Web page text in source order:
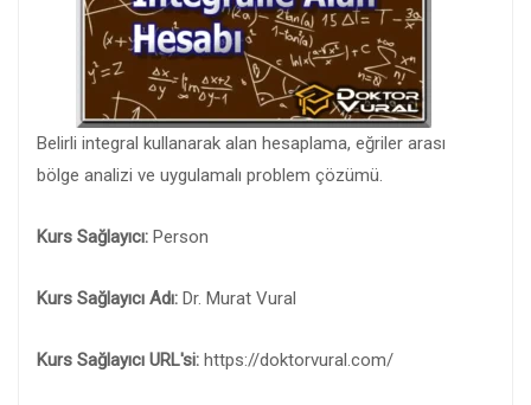
Belirli integral kullanarak alan hesaplama, eğriler arası
bölge analizi ve uygulamalı problem çözümü.
Kurs Sağlayıcı: Person
Kurs Sağlayıcı Adı: Dr. Murat Vural
Kurs Sağlayıcı URL'si: https://doktorvural.com/